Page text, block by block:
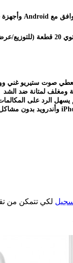
مع وأجهزة Android
عرض الجملة)
صوت ستيريو غني
ومغلف لمتانة ضد الشد
الرد على
وأندرويد بدون
لكي تتمكن من